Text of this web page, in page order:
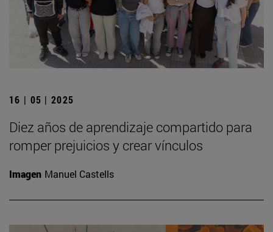
16 | 05 | 2025
Diez años de aprendizaje compartido para
romper prejuicios y crear vínculos
Imagen Manuel Castells